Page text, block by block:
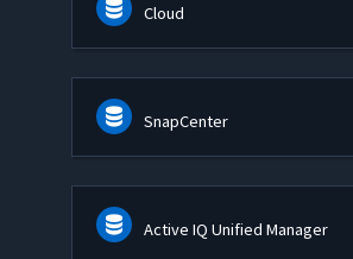
Cloud
SnapCenter
Active IQ Unified Manager